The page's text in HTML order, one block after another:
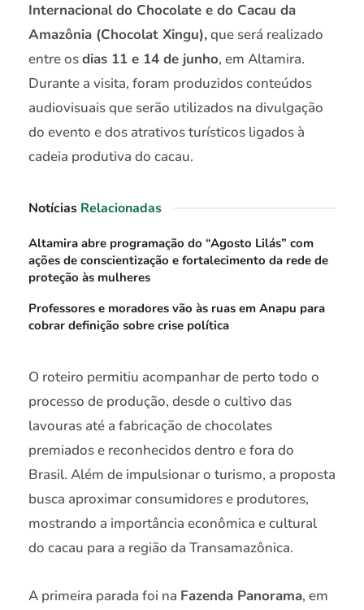
Internacional do Chocolate e do Cacau da
Amazônia (Chocolat Xingu),que será realizado
entre osdias 11 e 14 de junho, em Altamira.
Durante a visita, foram produzidos conteúdos
audiovisuais que serão utilizados na divulgação
do evento e dos atrativos turísticos ligados à
cadeia produtiva do cacau.
Notícias Relacionadas
Altamira abre programação do “Agosto Lilás” com
ações de conscientização e fortalecimento da rede de
proteção às mulheres
Professores e moradores vão às ruas em Anapu para
cobrar definição sobre crise política
O roteiro permitiu acompanhar de perto todo o
processo de produção, desde o cultivo das
lavouras até a fabricação de chocolates
premiados e reconhecidos dentro e fora do
Brasil. Além de impulsionar o turismo, a proposta
busca aproximar consumidores e produtores,
mostrando a importância econômica e cultural
do cacau para a região da Transamazônica.
A primeira parada foi na Fazenda Panorama, em